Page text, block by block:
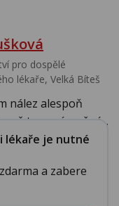
pro dospělé
lékaře, Velká Bíteš
nález alespoň
to není možné...
lékaře je nutné
a zabere